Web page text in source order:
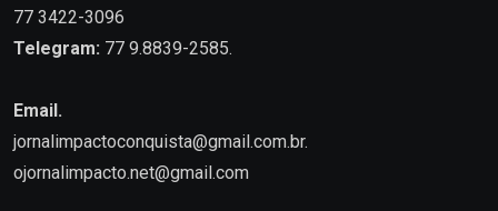
77 3422-3096
Telegram: 77 9.8839-2585.
Email.
jornalimpactoconquista@gmail.com.br.
ojornalimpacto.net@gmail.com